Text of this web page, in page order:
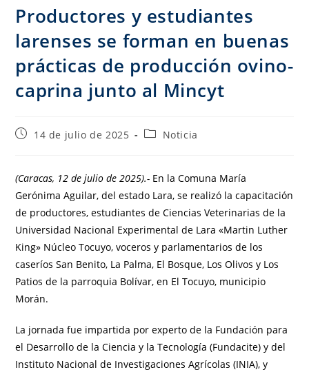
Productores y estudiantes
larenses se forman en buenas
prácticas de producción ovino-
caprina junto al Mincyt
14 de julio de 2025 Noticia
(Caracas, 12 de julio de 2025).- En la Comuna María
Gerónima Aguilar, del estado Lara, se realizó la capacitación
de productores, estudiantes de Ciencias Veterinarias de la
Universidad Nacional Experimental de Lara «Martin Luther
King» Núcleo Tocuyo, voceros y parlamentarios de los
caseríos San Benito, La Palma, El Bosque, Los Olivos y Los
Patios de la parroquia Bolívar, en El Tocuyo, municipio
Morán.
La jornada fue impartida por experto de la Fundación para
el Desarrollo de la Ciencia y la Tecnología (Fundacite) y del
Instituto Nacional de Investigaciones Agrícolas (INIA), y